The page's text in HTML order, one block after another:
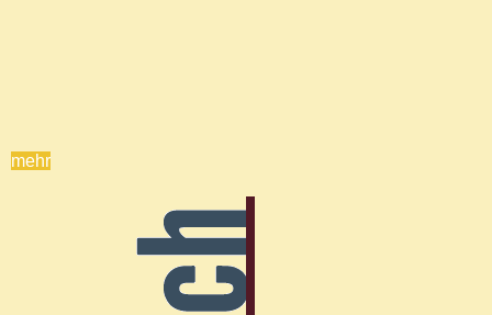
mehr